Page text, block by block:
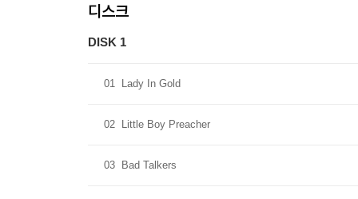
디스크
DISK 1
01 Lady In Gold
02 Little Boy Preacher
03 Bad Talkers